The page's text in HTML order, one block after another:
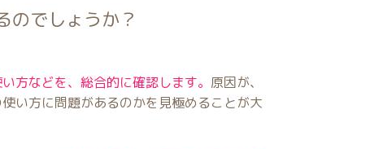
のでしょうか？
方などを、総合的に確認します。 原因が、
い方に問題があるのかを見極めることが大